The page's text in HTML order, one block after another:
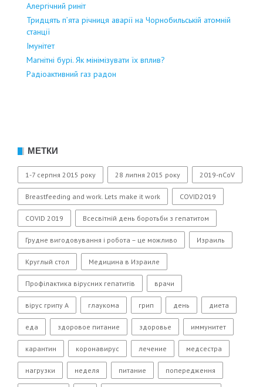
Алергічний риніт
Тридцять п’ята річниця аварії на Чорнобильській атомній
станції
Імунітет
Магнітні бурі. Як мінімізувати їх вплив?
Радіоактивний газ радон
МЕТКИ
1-7 серпня 2015 року 28 липня 2015 року 2019-nCoV
Breastfeeding and work. Lets make it work COVID2019
COVID 2019 Всесвітній день боротьби з гепатитом
Грудне вигодовування і робота – це можливо Израиль
Круглый стол Медицина в Израиле
Профілактика вірусних гепатитів врачи
вірус грипу А глаукома грип день диета
еда здоровое питание здоровье иммунитет
карантин коронавирус лечение медсестра
нагрузки неделя питание попередження